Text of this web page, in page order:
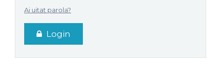
Ai uitat parola?
Login